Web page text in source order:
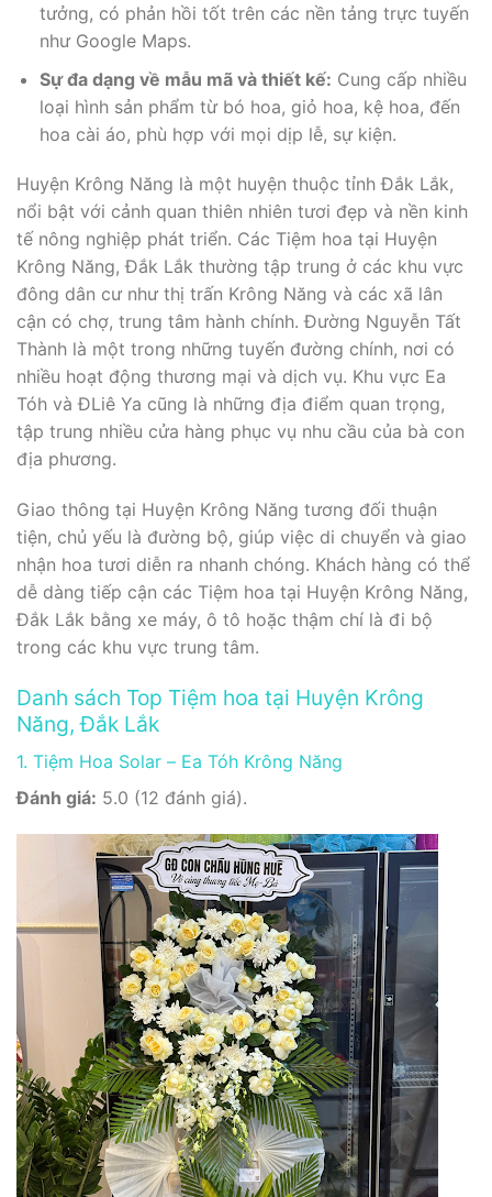
tưởng, có phản hồi tốt trên các nền tảng trực tuyến
như Google Maps.
Sự đa dạng về mẫu mã và thiết kế: Cung cấp nhiều
loại hình sản phẩm từ bó hoa, giỏ hoa, kệ hoa, đến
hoa cài áo, phù hợp với mọi dịp lễ, sự kiện.
Huyện Krông Năng là một huyện thuộc tỉnh Đắk Lắk,
nổi bật với cảnh quan thiên nhiên tươi đẹp và nền kinh
tế nông nghiệp phát triển. Các Tiệm hoa tại Huyện
Krông Năng, Đắk Lắk thường tập trung ở các khu vực
đông dân cư như thị trấn Krông Năng và các xã lân
cận có chợ, trung tâm hành chính. Đường Nguyễn Tất
Thành là một trong những tuyến đường chính, nơi có
nhiều hoạt động thương mại và dịch vụ. Khu vực Ea
Tóh và ĐLiê Ya cũng là những địa điểm quan trọng,
tập trung nhiều cửa hàng phục vụ nhu cầu của bà con
địa phương.
Giao thông tại Huyện Krông Năng tương đối thuận
tiện, chủ yếu là đường bộ, giúp việc di chuyển và giao
nhận hoa tươi diễn ra nhanh chóng. Khách hàng có thể
dễ dàng tiếp cận các Tiệm hoa tại Huyện Krông Năng,
Đắk Lắk bằng xe máy, ô tô hoặc thậm chí là đi bộ
trong các khu vực trung tâm.
Danh sách Top Tiệm hoa tại Huyện Krông
Năng, Đắk Lắk
1. Tiệm Hoa Solar – Ea Tóh Krông Năng
Đánh giá: 5.0 (12 đánh giá).